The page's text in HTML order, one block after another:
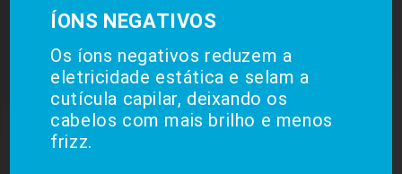
ÍONS NEGATIVOS
Os íons negativos reduzem a
eletricidade estática e selam a
cutícula capilar, deixando os
cabelos com mais brilho e menos
frizz.